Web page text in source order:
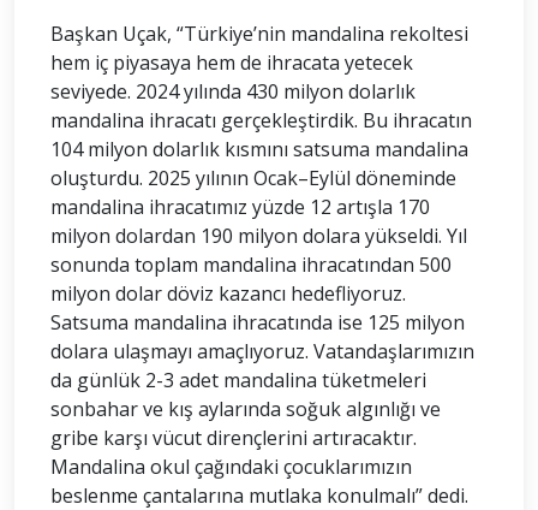
Başkan Uçak, “Türkiye’nin mandalina rekoltesi
hem iç piyasaya hem de ihracata yetecek
seviyede. 2024 yılında 430 milyon dolarlık
mandalina ihracatı gerçekleştirdik. Bu ihracatın
104 milyon dolarlık kısmını satsuma mandalina
oluşturdu. 2025 yılının Ocak–Eylül döneminde
mandalina ihracatımız yüzde 12 artışla 170
milyon dolardan 190 milyon dolara yükseldi. Yıl
sonunda toplam mandalina ihracatından 500
milyon dolar döviz kazancı hedefliyoruz.
Satsuma mandalina ihracatında ise 125 milyon
dolara ulaşmayı amaçlıyoruz. Vatandaşlarımızın
da günlük 2-3 adet mandalina tüketmeleri
sonbahar ve kış aylarında soğuk algınlığı ve
gribe karşı vücut dirençlerini artıracaktır.
Mandalina okul çağındaki çocuklarımızın
beslenme çantalarına mutlaka konulmalı” dedi.